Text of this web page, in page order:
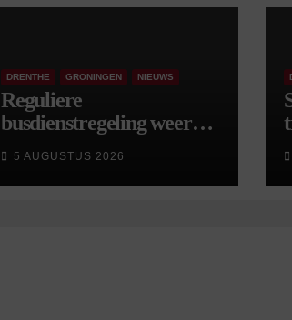
DRENTHE GRONINGEN NIEUWS
Reguliere
busdienstregeling weer
wijzigingen
5 AUGUSTUS 2026